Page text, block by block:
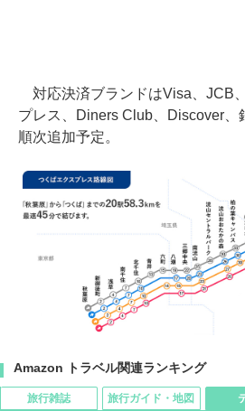
対応決済ブランドはVisa、JCB
プレス、Diners Club、Discover、
順次追加予定。
Amazon トラベル関連ランキング
旅行雑誌 旅行ガイド・地図